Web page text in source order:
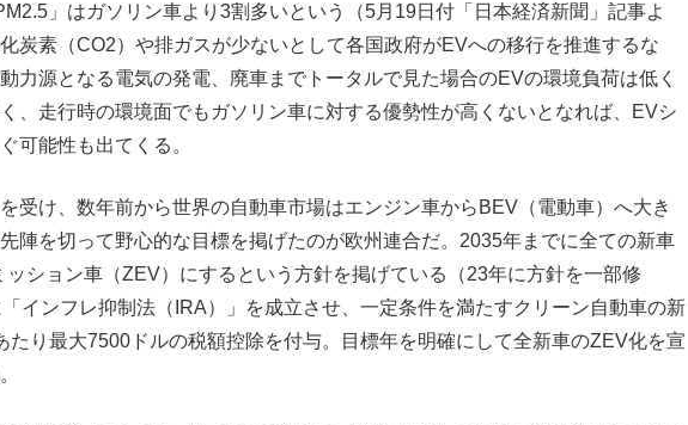
」はガソリン車より3割多いという（5月19日付「日本経済新聞」記事よ
炭素（CO2）や排ガスが少ないとして各国政府がEVへの移行を推進するな
力源となる電気の発電、廃車までトータルで見た場合のEVの環境負荷は低く
、走行時の環境面でもガソリン車に対する優勢性が高くないとなれば、EVシ
可能性も出てくる。
受け、数年前から世界の自動車市場はエンジン車からBEV（電動車）へ大き
陣を切って野心的な目標を掲げたのが欧州連合だ。2035年までに全ての新車
ッション車（ZEV）にするという方針を掲げている（23年に方針を一部修
インフレ抑制法（IRA）」を成立させ、一定条件を満たすクリーン自動車の新
たり最大7500ドルの税額控除を付与。目標年を明確にして全新車のZEV化を宣